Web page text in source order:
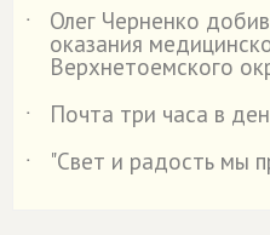
˙
Олег Черненко
оказания
Верхнетоемского
˙
Почта три часа в
˙
"Свет и радость мы